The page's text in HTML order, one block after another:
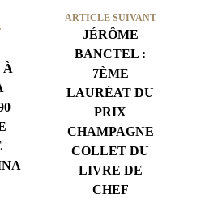
À
ARTICLE SUIVANT
JÉRÔME
BANCTEL :
7ÈME
LAURÉAT DU
PRIX
CHAMPAGNE
COLLET DU
LIVRE DE
CHEF